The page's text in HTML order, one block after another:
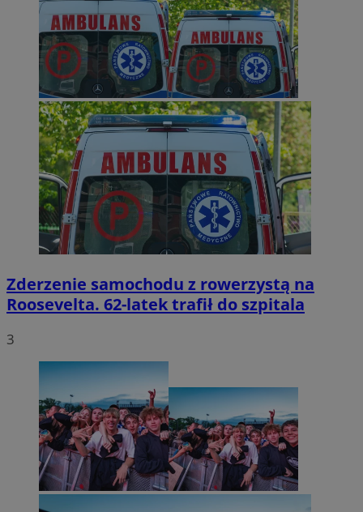
Zderzenie samochodu z rowerzystą na
Roosevelta. 62-latek trafił do szpitala
3